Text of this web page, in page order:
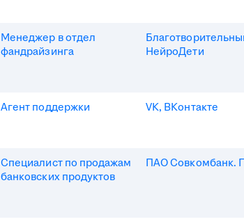
Менеджер в отдел
фандрайзинга
НейроДети
Агент поддержки VK, ВКонтакте
Специалист по продажам
банковских продуктов
ПАО Совкомбанк.